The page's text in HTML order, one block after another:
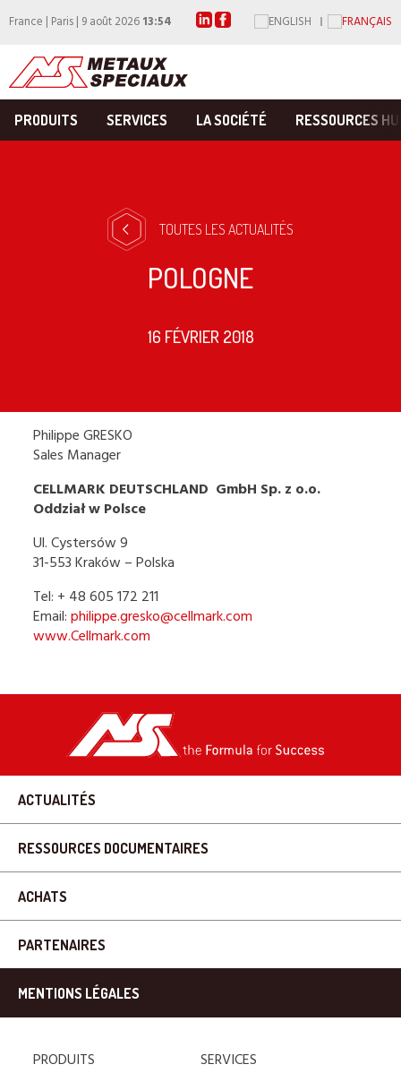
France | Paris | 9 août 202613:54
PRODUITS SERVICES LA SOCIÉTÉ RESSOURCES
TOUTES LES ACTUALITÉS
POLOGNE
16 FÉVRIER 2018
Philippe GRESKO
Sales Manager
CELLMARK DEUTSCHLAND GmbH Sp. z o.o.
Oddział w Polsce
Ul. Cystersów 9
31-553 Kraków – Polska
Tel: + 48 605 172 211
Email:philippe.gresko@cellmark.com
www.Cellmark.com
ACTUALITÉS
RESSOURCES DOCUMENTAIRES
ACHATS
PARTENAIRES
MENTIONS LÉGALES
PRODUITS SERVICES